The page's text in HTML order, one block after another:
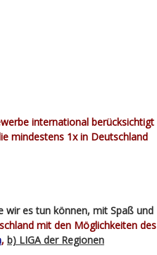
international berücksichtigt
mindestens 1x in Deutschland
wir es tun können, mit Spaß und
mit den Möglichkeiten des
, b) LIGA der Regionen